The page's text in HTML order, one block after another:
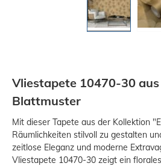
Vliestapete 10470-30
Blattmuster
Mit dieser Tapete aus der Kollektion
Räumlichkeiten stilvoll zu gestalten
zeitlose Eleganz und moderne
Vliestapete 10470-30 zeigt ein